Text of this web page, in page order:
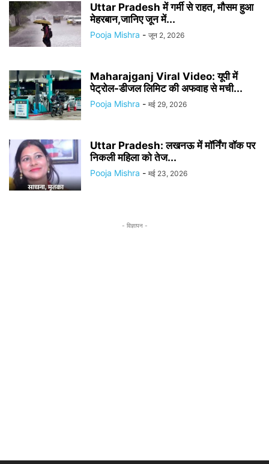
Uttar Pradesh में गर्मी से राहत, मौसम हुआ
मेहरबान,जानिए जून में...
Pooja Mishra - जून 2, 2026
Maharajganj Viral Video: यूपी में
पेट्रोल-डीजल लिमिट की अफवाह से मची...
Pooja Mishra - मई 29, 2026
Uttar Pradesh: लखनऊ में मॉर्निंग वॉक पर
निकली महिला को तेज...
Pooja Mishra - मई 23, 2026
- विज्ञापन -